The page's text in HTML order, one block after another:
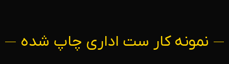
نمونه کار ست اداری چاپ شده